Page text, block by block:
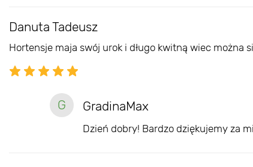
Danuta Tadeusz
Hortensje maja swój urok i długo kwitną wiec można
G GradinaMax
Dzień dobry! Bardzo dziękujemy za